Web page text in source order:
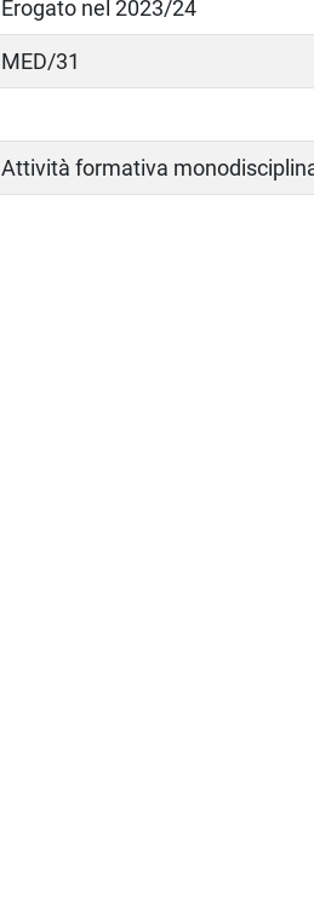
Erogato nel 2023/24
MED/31
Attività formativa